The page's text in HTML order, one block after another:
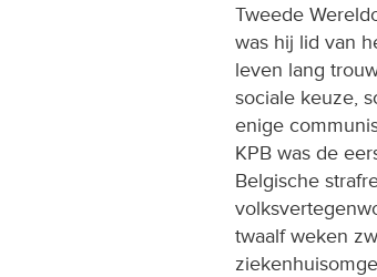
Tweede
was hij lid van
leven lang
sociale keuze,
enige
KPB was de
Belgische
twaalf weken